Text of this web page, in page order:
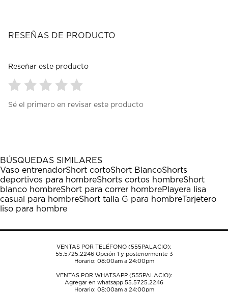
RESEÑAS DE PRODUCTO
Reseñar este producto
para
1
estrella
Esta
acción
abrirá
el
formulario
envío.
para
estrellas.
Esta
acción
abrirá
el
formulario
envío.
para
estrellas.
Esta
acción
abrirá
el
formulario
envío.
para
estrellas.
Esta
acción
abrirá
el
formulario
envío.
para
estrellas.
Esta
acción
abrirá
el
envío.
Sé el primero en revisar este producto
BÚSQUEDAS SIMILARES
Vaso entrenadorShort cortoShort BlancoShorts
deportivos para hombreShorts cortos hombreShort
blanco hombreShort para correr hombrePlayera lisa
casual para hombreShort talla G para hombreTarjetero
liso para hombre
VENTAS POR TELÉFONO (555PALACIO):
55.5725.2246Opción 1 y posteriormente 3
Horario: 08:00am a 24:00pm
VENTAS POR WHATSAPP (555PALACIO):
Agregar en whatsapp 55.5725.2246
Horario: 08:00am a 24:00pm